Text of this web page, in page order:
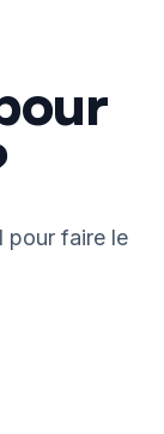
pour faire le